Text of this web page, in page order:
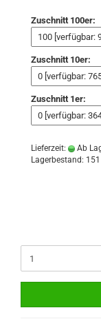
Zuschnitt 100er:
Zuschnitt 10er:
Zuschnitt 1er:
Lieferzeit: Ab
Lagerbestand: